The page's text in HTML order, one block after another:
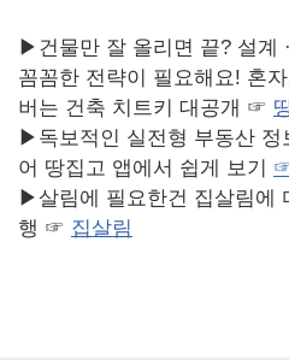
▶건물만 잘 올리면 끝? 설계
꼼꼼한 전략이 필요해요! 혼
버는 건축 치트키 대공개 ☞
▶독보적인 실전형 부동산 정
어 땅집고 앱에서 쉽게 보기
▶살림에 필요한건 집살림에
행 ☞ 집살림